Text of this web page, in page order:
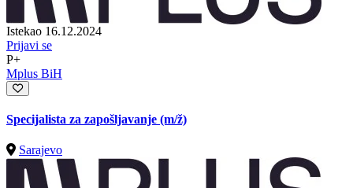
Istekao 16.12.2024
Prijavi se
P+
Mplus BiH
Specijalista za zapošljavanje (m/ž)
Sarajevo